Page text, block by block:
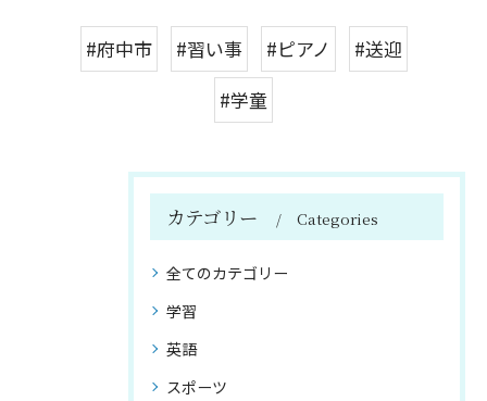
#府中市 #習い事 #ピアノ
#送迎
#学童
カテゴリー Categories
全てのカテゴリー
学習
英語
スポーツ